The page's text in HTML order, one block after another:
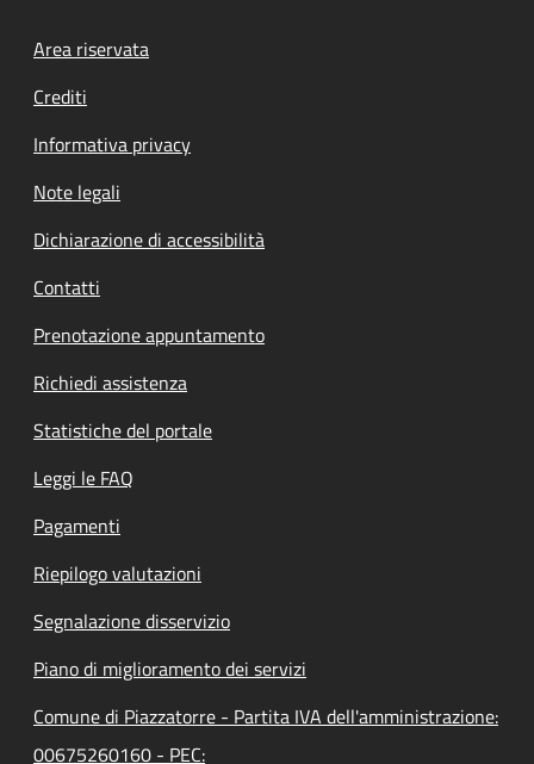
Footer menu
Area riservata
Crediti
Informativa privacy
Note legali
Dichiarazione di accessibilità
Contatti
Prenotazione appuntamento
Richiedi assistenza
Statistiche del portale
Leggi le FAQ
Pagamenti
Riepilogo valutazioni
Segnalazione disservizio
Piano di miglioramento dei servizi
Comune di Piazzatorre - Partita IVA dell'amministrazione:
00675260160 - PEC: